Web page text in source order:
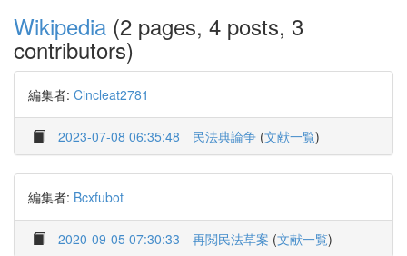
Wikipedia (2 pages, 4 posts, 3
contributors)
編集者: Cincleat2781
2023-07-08 06:35:48 民法典論争 (文献一覧)
編集者: Bcxfubot
2020-09-05 07:30:33 再閲民法草案 (文献一覧)